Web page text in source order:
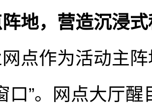
阵地，营造沉浸
作为活动主阵
口”。网点大厅